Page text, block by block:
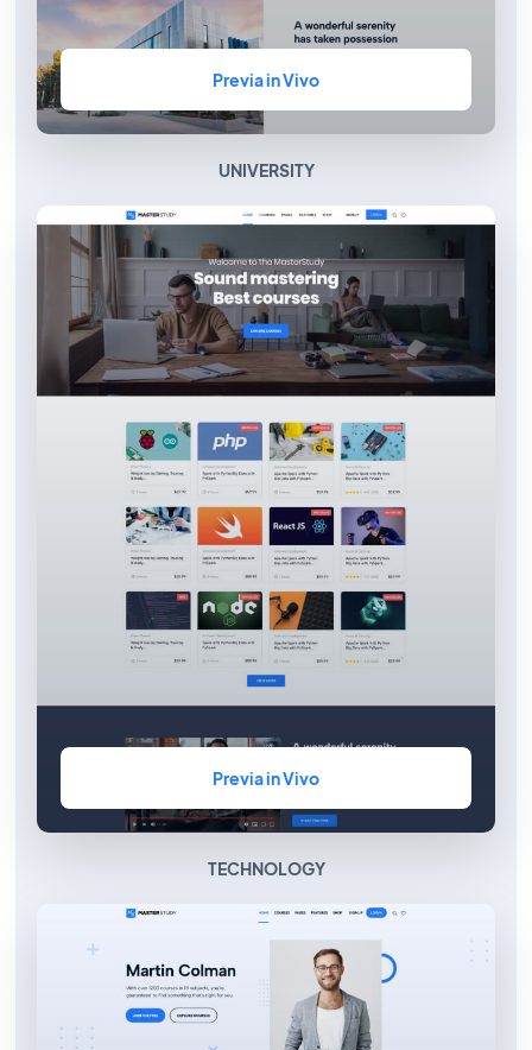
Previa in Vivo
UNIVERSITY
Previa in Vivo
TECHNOLOGY